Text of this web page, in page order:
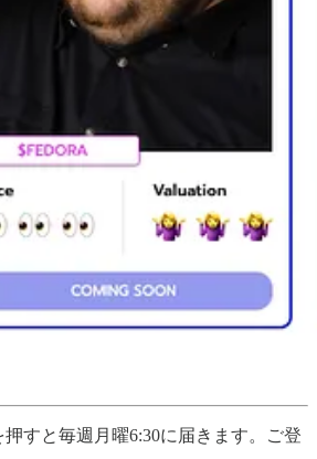
押すと毎週月曜6:30に届きます。ご登